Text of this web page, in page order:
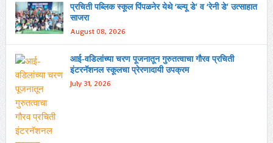
प्रचिती पब्लिक स्कूल पिंपळनेर येथे ‘ब्ल्यू डे’ व ‘रेनी डे’ उत्साहात
साजरा
August 08, 2026
आई-वडिलांच्या चरण पूजनातून गुरुतत्वाचा गौरव प्रचिती
इंटरनॅशनल स्कूलचा प्रेरणादायी उपक्रम
July 31, 2026